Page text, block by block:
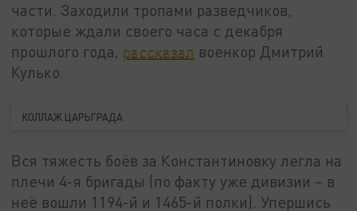
части. Заходили тропами разведчиков,
которые ждали своего часа с декабря
прошлого года, рассказал военкор Дмитрий
Кулько.
КОЛЛАЖ ЦАРЬГРАДА
Вся тяжесть боёв за Константиновку легла на
плечи 4-я бригады (по факту уже дивизии – в
неё вошли 1194-й и 1465-й полки). Упершись